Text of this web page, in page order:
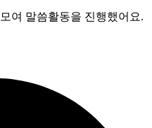
여 말씀활동을 진행했어요.